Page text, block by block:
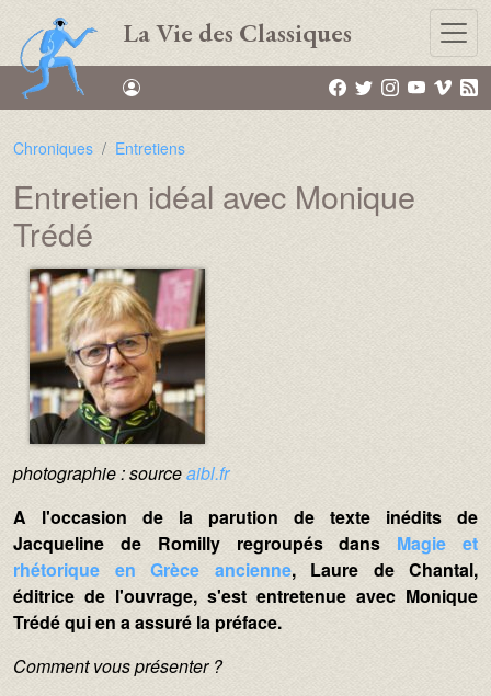
Aller au contenu principal
La Vie des Classiques
Chroniques Entretiens
Entretien idéal avec Monique
Trédé
Média :
Image :
Texte :
photographie : sourceaibl.fr
A l'occasion de la parution de texte inédits de
Jacqueline de Romilly regroupés dans Magie et
rhétorique en Grèce ancienne, Laure de Chantal,
éditrice de l'ouvrage, s'est entretenue avec Monique
Trédé qui en a assuré la préface.
Comment vous présenter ?